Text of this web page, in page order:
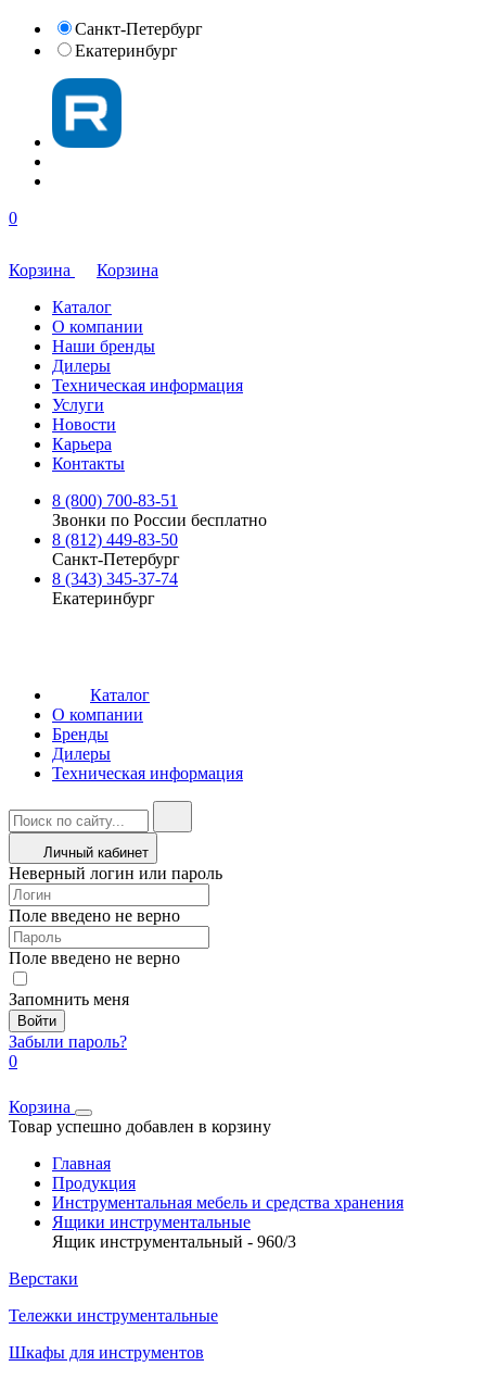
Санкт-Петербург
Екатеринбург
0
Корзина
Корзина
Каталог
О компании
Наши бренды
Дилеры
Техническая информация
Услуги
Новости
Карьера
Контакты
8 (800) 700-83-51
Звонки по России бесплатно
8 (812) 449-83-50
Санкт-Петербург
8 (343) 345-37-74
Екатеринбург
Каталог
О компании
Бренды
Дилеры
Техническая информация
Личный кабинет
Неверный логин или пароль
Поле введено не верно
Поле введено не верно
Запомнить меня
Войти
Забыли пароль?
0
Корзина
Товар успешно добавлен в корзину
Главная
Продукция
Инструментальная мебель и средства хранения
Ящики инструментальные
Ящик инструментальный - 960/3
Верстаки
Тележки инструментальные
Шкафы для инструментов